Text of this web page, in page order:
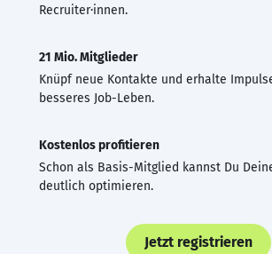
Recruiter·innen.
21 Mio. Mitglieder
Knüpf neue Kontakte und erhalte
besseres Job-Leben.
Kostenlos profitieren
Schon als Basis-Mitglied kannst Du
deutlich optimieren.
Jetzt registrieren